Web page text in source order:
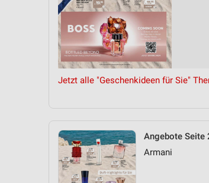
Jetzt alle "Geschenkideen für Sie"
Angebote Seite
Armani